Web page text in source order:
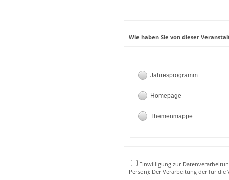
Wie haben Sie von dieser
Jahresprogramm
Homepage
Themenmappe
Einwilligung zur
Person): Der Verarbeitung der für